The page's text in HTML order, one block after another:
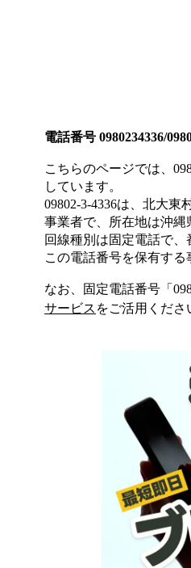
電話番号 0980234336/
こちらのページでは、
しています。
09802-3-4336は、 北大東
事業者で、所在地は沖縄
回線種別は固定電話で、
この電話番号を保有す
なお、固定電話番号「
サービス をご活用くださ